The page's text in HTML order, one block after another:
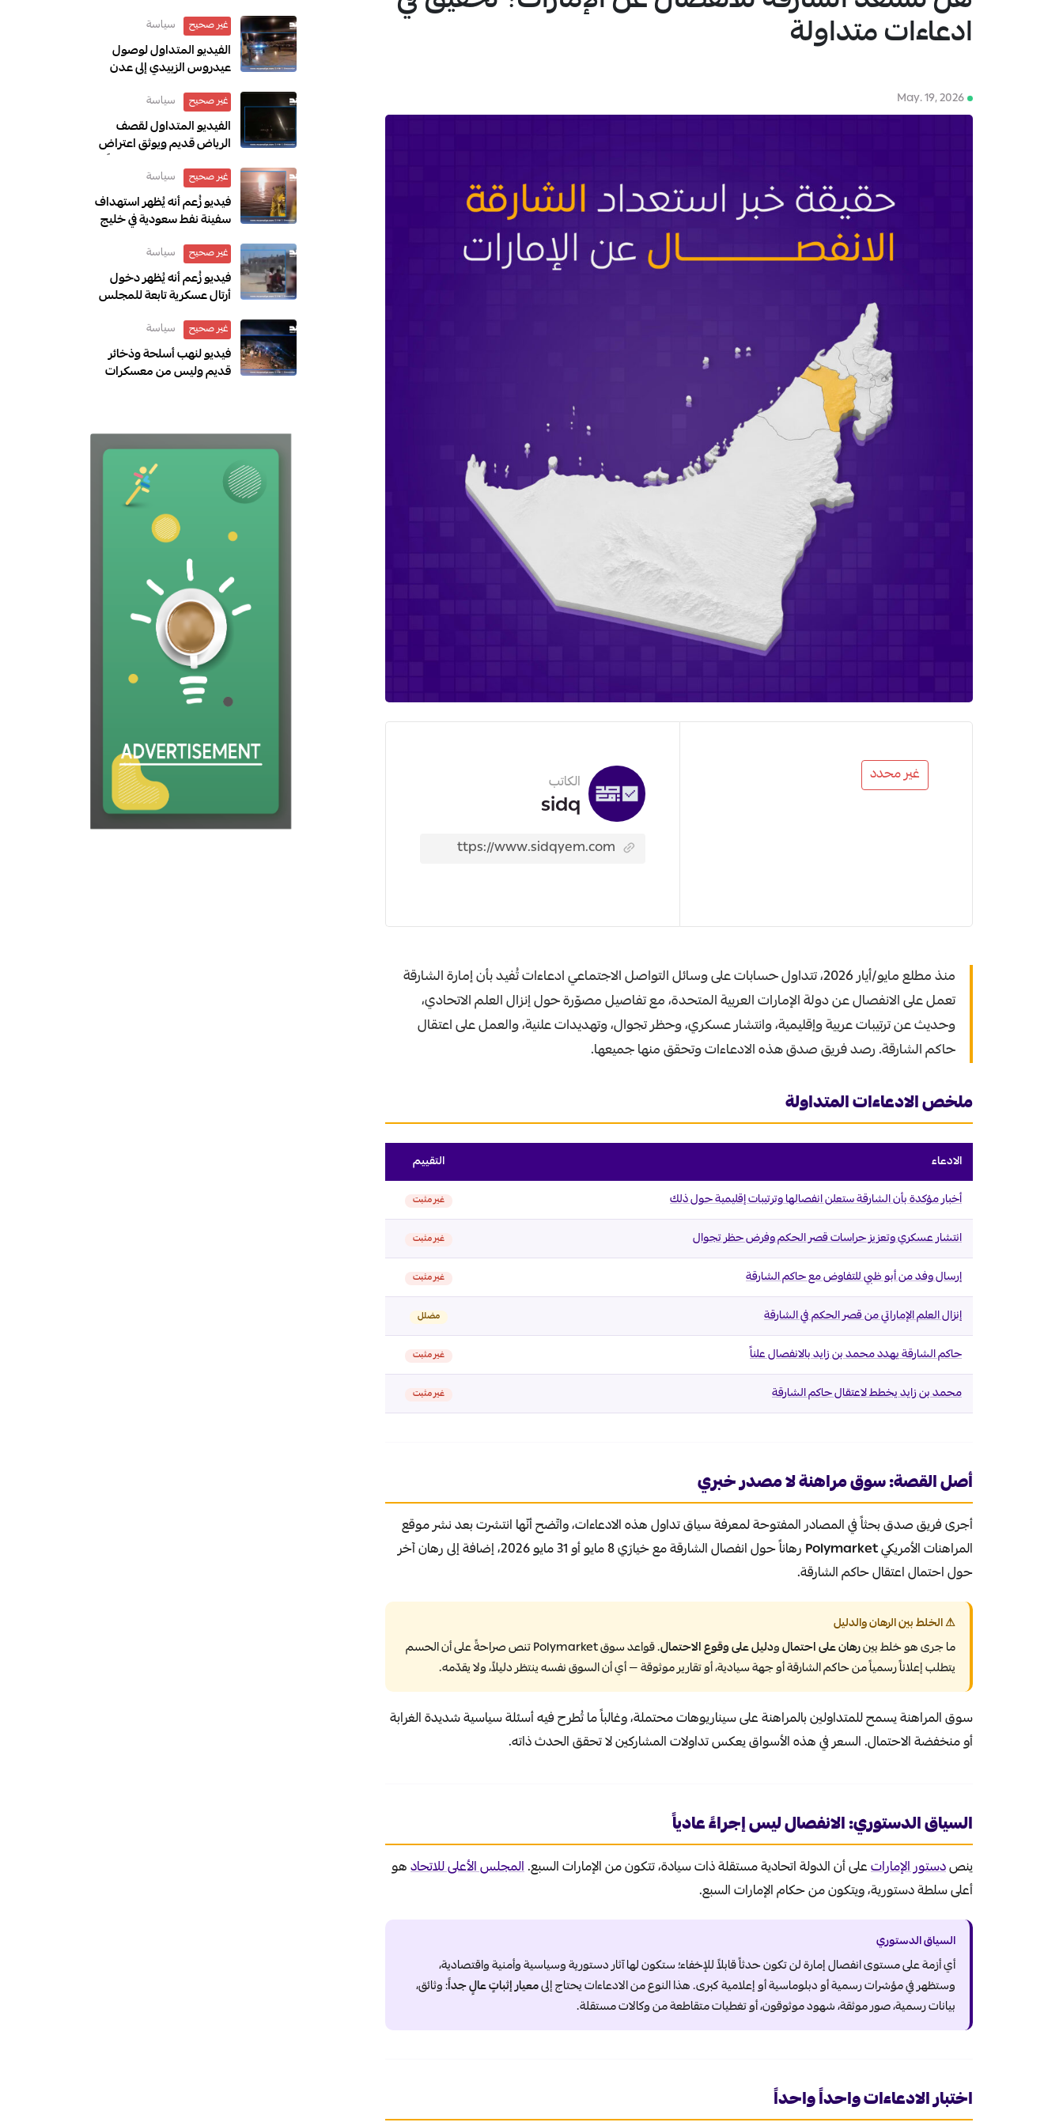
1
ادعاءات متداولة
May. 19, 2026
غير محدد الكاتب
sidq
منذ مطلع مايو/أيار 2026، تتداول حسابات على وسائل التواصل الاجتماعي ادعاءات تُفيد بأن إمارة الشارقة
تعمل على الانفصال عن دولة الإمارات العربية المتحدة، مع تفاصيل مصوّرة حول إنزال العلم الاتحادي،
وحديث عن ترتيبات عربية وإقليمية، وانتشار عسكري، وحظر تجوال، وتهديدات علنية، والعمل على اعتقال
حاكم الشارقة. رصد فريق صدق هذه الادعاءات وتحقق منها جميعها.
ملخص الادعاءات المتداولة
الادعاء التقييم
أخبار مؤكدة بأن الشارقة ستعلن انفصالها وترتيبات إقليمية حول ذلك غير مثبت
انتشار عسكري وتعزيز حراسات قصر الحكم وفرض حظر تجوال غير مثبت
إرسال وفد من أبو ظبي للتفاوض مع حاكم الشارقة غير مثبت
إنزال العلم الإماراتي من قصر الحكم في الشارقة مضلل
حاكم الشارقة يهدد محمد بن زايد بالانفصال علناً غير مثبت
محمد بن زايد يخطط لاعتقال حاكم الشارقة غير مثبت
أصل القصة: سوق مراهنة لا مصدر خبري
أجرى فريق صدق بحثاً في المصادر المفتوحة لمعرفة سياق تداول هذه الادعاءات، واتّضح أنّها انتشرت بعد نشر موقع
المراهنات الأمريكيPolymarket
رهاناً حول انفصال الشارقة مع خيارَي 8 مايو أو 31 مايو 2026، إضافة إلى رهان آخر
حول احتمال اعتقال حاكم الشارقة.
⚠ الخلط بين الرهان والدليل
ما جرى هو خلط بينرهان على احتمالودليل على وقوع الاحتمال
. قواعد سوق Polymarket تنص صراحةً على أن الحسم
يتطلب إعلاناً رسمياً من حاكم الشارقة أو جهة سيادية، أو تقارير موثوقة — أي أن السوق نفسه ينتظر دليلاً، ولا يقدّمه.
سوق المراهنة يسمح للمتداولين بالمراهنة على سيناريوهات محتملة، وغالباً ما تُطرح فيه أسئلة سياسية شديدة الغرابة
أو منخفضة الاحتمال. السعر في هذه الأسواق يعكس تداولات المشاركين لا تحقق الحدث ذاته.
السياق الدستوري: الانفصال ليس إجراءً عادياً
ينصدستور الإماراتعلى أن الدولة اتحادية مستقلة ذات سيادة، تتكون من الإمارات السبع.المجلس الأعلى للاتحادهو
أعلى سلطة دستورية، ويتكون من حكام الإمارات السبع.
السياق الدستوري
أي أزمة على مستوى انفصال إمارة لن تكون حدثاً قابلاً للإخفاء؛ ستكون لها آثار دستورية وسياسية وأمنية واقتصادية،
وستظهر في مؤشرات رسمية أو دبلوماسية أو إعلامية كبرى. هذا النوع من الادعاءات يحتاج إلىمعيار إثباتٍ عالٍ جداً: وثائق،
بيانات رسمية، صور موثقة، شهود موثوقون، أو تغطيات متقاطعة من وكالات مستقلة.
اختبار الادعاءات واحداً واحداً
غير صحيح سياسة
الفيديو المتداول لوصول
عيدروس الزبيدي إلى عدن
غير صحيح سياسة
الفيديو المتداول لقصف
الرياض قديم ويوثق اعتراض
أُطلق باتجاه الرياض عام 2018
غير صحيح سياسة
فيديو زُعم أنه يُظهر استهداف
سفينة نفط سعودية في خليج
في العراق خلال مارس 2026
غير صحيح سياسة
فيديو زُعم أنه يُظهر دخول
أرتال عسكرية تابعة للمجلس
قديم ويعود إلى ديسمبر 2025
غير صحيح سياسة
فيديو لنهب أسلحة وذخائر
قديم وليس من معسكرات